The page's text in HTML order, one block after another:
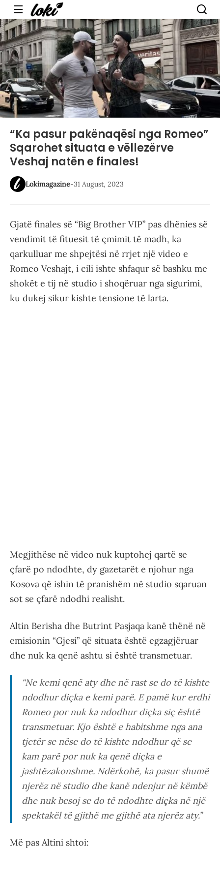
Menu
“Ka pasur pakënaqësi nga Romeo”
Sqarohet situata e vëllezërve
Veshaj natën e finales!
Lokimagazine-31 August, 2023
Gjatë finales së “Big Brother VIP” pas dhënies së
vendimit të fituesit të çmimit të madh, ka
qarkulluar me shpejtësi në rrjet një video e
Romeo Veshajt, i cili ishte shfaqur së bashku me
shokët e tij në studio i shoqëruar nga sigurimi,
ku dukej sikur kishte tensione të larta.
Megjithëse në video nuk kuptohej qartë se
çfarë po ndodhte, dy gazetarët e njohur nga
Kosova që ishin të pranishëm në studio sqaruan
sot se çfarë ndodhi realisht.
Altin Berisha dhe Butrint Pasjaqa kanë thënë në
emisionin “Gjesi” që situata është egzagjëruar
dhe nuk ka qenë ashtu si është transmetuar.
“Ne kemi qenë aty dhe në rast se do të kishte
ndodhur diçka e kemi parë. E pamë kur erdhi
Romeo por nuk ka ndodhur diçka siç është
transmetuar. Kjo është e habitshme nga ana
tjetër se nëse do të kishte ndodhur që se
kam parë por nuk ka qenë diçka e
jashtëzakonshme. Ndërkohë, ka pasur shumë
njerëz në studio dhe kanë ndenjur në këmbë
dhe nuk besoj se do të ndodhte diçka në një
spektakël të gjithë me gjithë ata njerëz aty.”
Më pas Altini shtoi: